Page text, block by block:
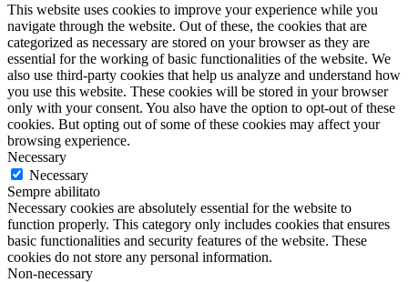
This website uses cookies to improve your experience while you
navigate through the website. Out of these, the cookies that are
categorized as necessary are stored on your browser as they are
essential for the working of basic functionalities of the website. We
also use third-party cookies that help us analyze and understand how
you use this website. These cookies will be stored in your browser
only with your consent. You also have the option to opt-out of these
cookies. But opting out of some of these cookies may affect your
browsing experience.
Necessary
Necessary
Sempre abilitato
Necessary cookies are absolutely essential for the website to
function properly. This category only includes cookies that ensures
basic functionalities and security features of the website. These
cookies do not store any personal information.
Non-necessary